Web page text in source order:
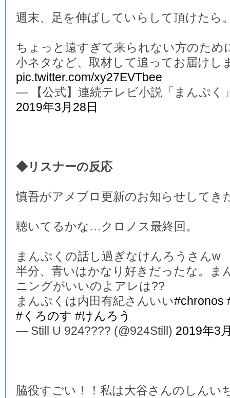
週末、足を伸ばしていらして頂けたら
ちょっと遠すぎて来られない方のため
小ネタなど、取材して追ってお届けし
pic.twitter.com/xy27EVTbee
— 【公式】連続テレビ小説「まんぷく
2019年3月28日
◆リスナーの反応
慎吾がアメブロ更新のお知らせしてき
聴いてるかな…クロノス最終回。
まんぷくの話し過ぎなけんろうさんw
半分、青いはかなり好きだったな。ま
ニングがいいのよアレは??
まんぷくは内田有紀さんいい#chronos
#くろのす #けんろう
— Still U 924???? (@924Still) 2019年3
脇役すごい！！私は大谷さんのしんい